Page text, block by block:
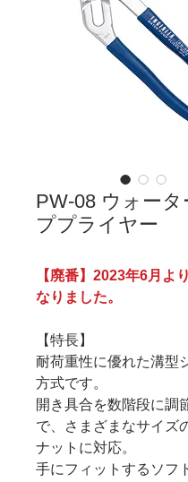
PW-08 ウォータ
ププライヤー
【廃番】2023年6月よ
なりました。
【特長】
耐荷重性に優れた溝型
方式です。
開き具合を数階段に調
で、さまざまなサイズ
ナットに対応。
手にフィットするソフ